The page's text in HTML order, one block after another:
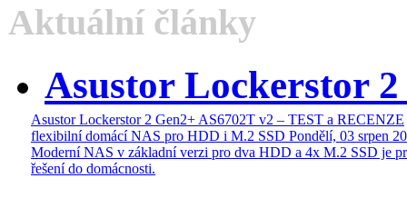
Aktuální články
Asustor Lockerstor
Asustor Lockerstor 2 Gen2+ AS6702T v2 – TEST a RECENZE
flexibilní domácí NAS pro HDD i M.2 SSD Pondělí, 03 srpen
Moderní NAS v základní verzi pro dva HDD a 4x M.2 SSD je
řešení do domácnosti.